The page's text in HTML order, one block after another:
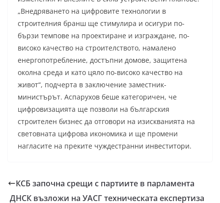
„Внедряването на цифровите технологии в
строителния бранш ще стимулира и осигури по-
бързи темпове на проектиране и изграждане, по-
високо качество на строителството, намалено
енергопотребление, достъпни домове, защитена
околна среда и като цяло по-високо качество на
живот“, подчерта в заключение заместник-
министърът. Аспарухов беше категоричен, че
цифровизацията ще позволи на българския
строителен бизнес да отговори на изискванията на
световната цифрова икономика и ще промени
нагласите на преките чуждестранни инвеститори.
КСБ започна срещи с партиите в парламента
ДНСК възложи на УАСГ техническата експертиза